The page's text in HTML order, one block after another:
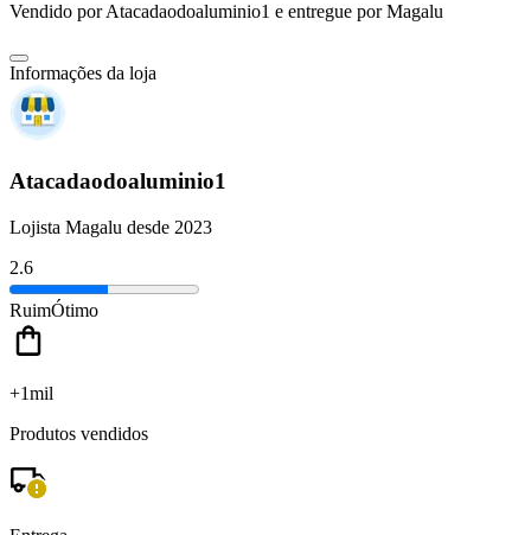
Vendido porAtacadaodoaluminio1 e entregue por Magalu
Informações da loja
Atacadaodoaluminio1
Lojista Magalu desde 2023
2.6
RuimÓtimo
+1mil
Produtos vendidos